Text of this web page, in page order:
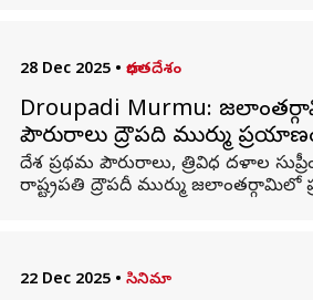
28 Dec 2025 • భారతదేశం
Droupadi Murmu:
పౌరురాలు ద్రౌపది ముర్ము
దేశ ప్రథమ పౌరురాలు, త్రివిధ దళాల
రాష్ట్రపతి ద్రౌపదీ ముర్ము
22 Dec 2025 • సినిమా